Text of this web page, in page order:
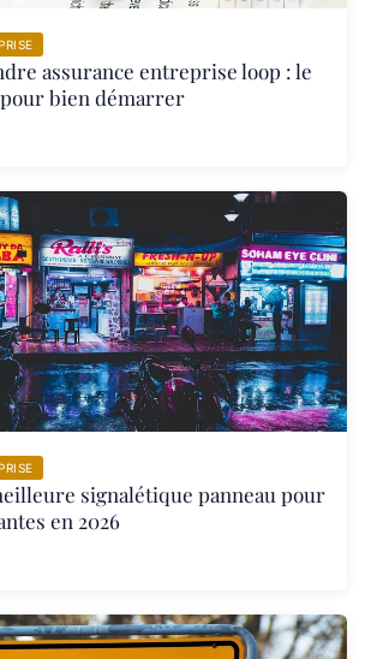
assurance entreprise loop : le
bien démarrer
signalétique panneau pour
en 2026